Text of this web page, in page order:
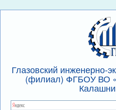
Глазовский инженерно-
(филиал) ФГБОУ ВО